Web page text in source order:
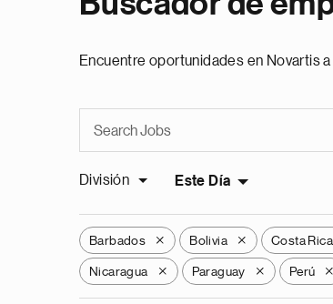
Encuentre oportunidades en Novartis
División Este Día
Barbados X Bolivia X Costa Rica
Nicaragua X Paraguay X Perú X